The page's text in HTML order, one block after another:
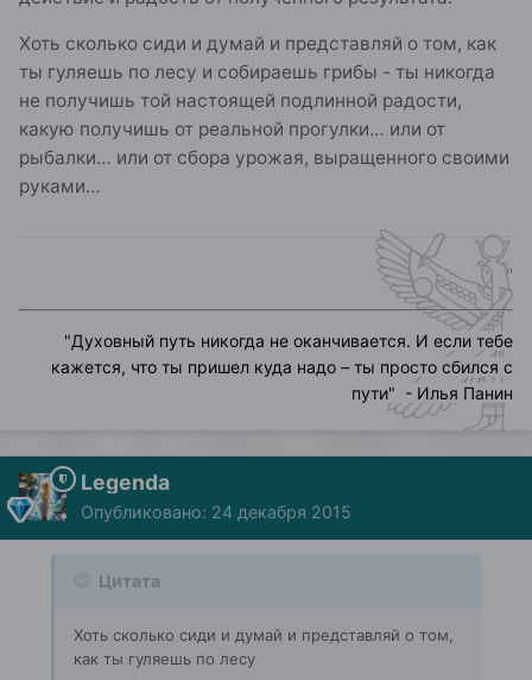
Хоть сколько сиди и думай и представляй о том, как
ты гуляешь по лесу и собираешь грибы - ты никогда
не получишь той настоящей подлинной радости,
какую получишь от реальной прогулки… или от
рыбалки… или от сбора урожая, выращенного своими
руками…
"
"Духовный путь никогда не оканчивается. И если тебе
кажется, что ты пришел куда надо – ты просто сбился с
пути" - Илья Панин
Legenda
Опубликовано: 24 декабря 2015
Цитата
Хоть сколько сиди и думай и представляй о том,
как ты гуляешь по лесу